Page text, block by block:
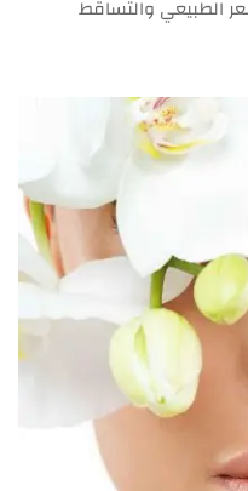
الطبيعي والتساقط